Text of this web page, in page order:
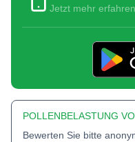
Jetzt mehr
POLLENBELASTUNG
Bewerten Sie bitte